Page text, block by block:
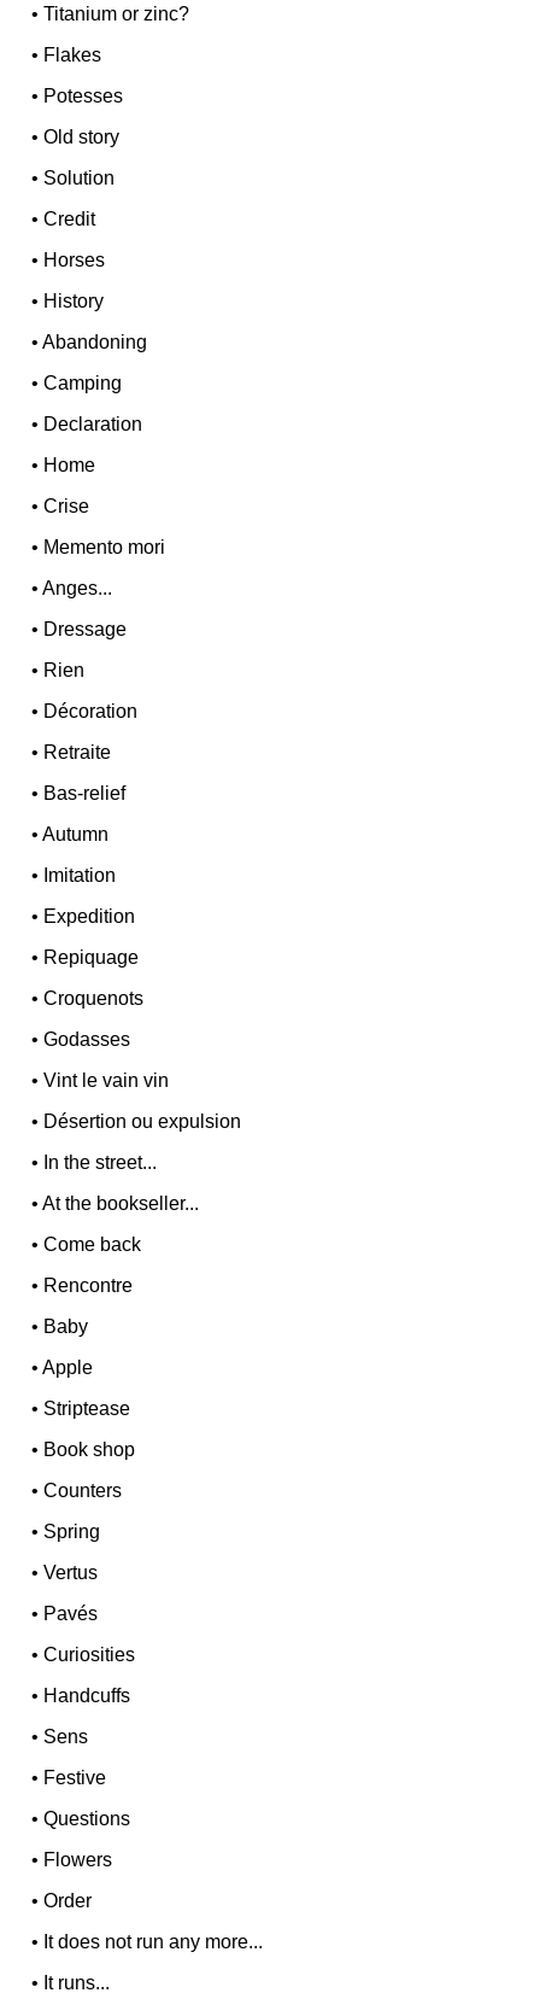
•Titanium or zinc?
• Flakes
• Potesses
•Old story
• Solution
•Credit
• Horses
• History
•Abandoning
•Camping
• Declaration
• Home
•Crise
• Memento mori
•Anges...
• Dressage
• Rien
• Décoration
• Retraite
• Bas-relief
•Autumn
• Imitation
• Expedition
• Repiquage
•Croquenots
•Godasses
•Vint le vain vin
• Désertion ou expulsion
• In the street...
•At the bookseller...
•Come back
• Rencontre
• Baby
•Apple
• Striptease
• Book shop
•Counters
• Spring
•Vertus
• Pavés
•Curiosities
• Handcuffs
• Sens
• Festive
•Questions
• Flowers
•Order
• It does not run any more...
• It runs...